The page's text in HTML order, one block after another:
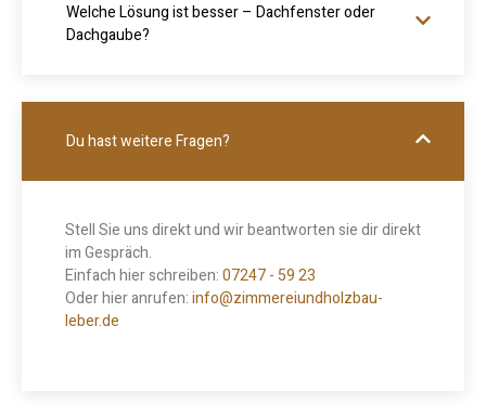
Welche Lösung ist besser – Dachfenster oder
Dachgaube?
Du hast weitere Fragen?
Stell Sie uns direkt und wir beantworten sie dir direkt
im Gespräch.
Einfach hier schreiben:07247 - 59 23
Oder hier anrufen:info@zimmereiundholzbau-
leber.de